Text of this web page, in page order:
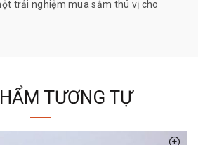
trải nghiệm mua sắm thú vị cho
TƯƠNG TỰ